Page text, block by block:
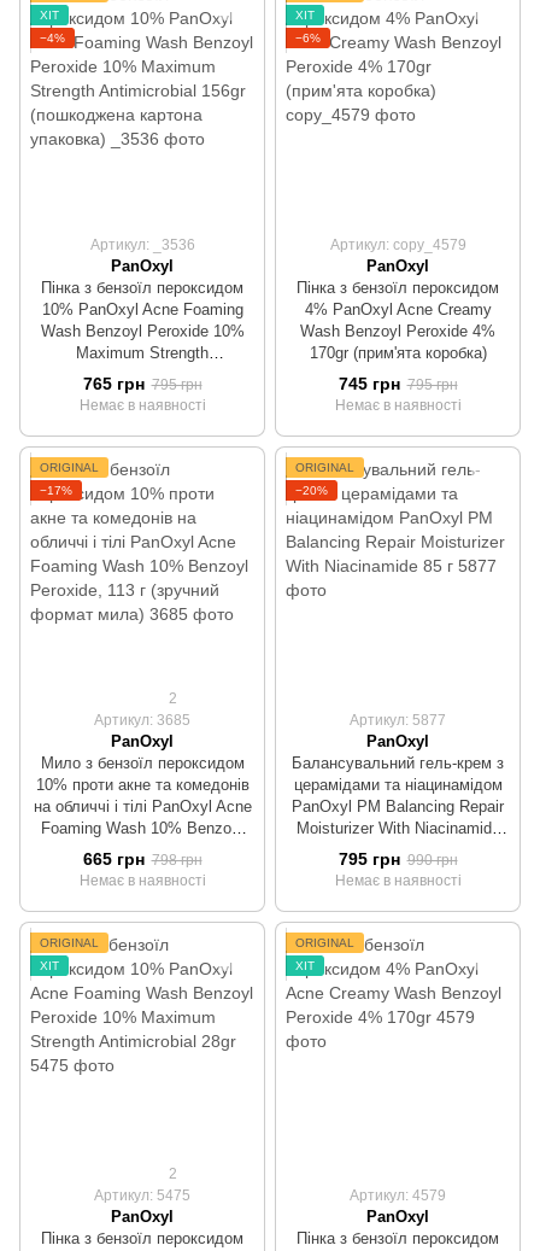
ХІТ
−4%
Артикул: _3536
PanOxyl
Пінка з бензоїл пероксидом
10% PanOxyl Acne Foaming
Wash Benzoyl Peroxide 10%
Maximum Strength
Antimicrobial 156gr
(пошкоджена картона
765 грн 795 грн
Немає в наявності
ХІТ
−6%
Артикул: copy_4579
PanOxyl
Пінка з бензоїл пероксидом
4% PanOxyl Acne Creamy
Wash Benzoyl Peroxide 4%
170gr (прим'ята коробка)
745 грн 795 грн
Немає в наявності
ORIGINAL
−17%
2
Артикул: 3685
PanOxyl
Мило з бензоїл пероксидом
10% проти акне та комедонів
на обличчі і тілі PanOxyl Acne
Foaming Wash 10% Benzoyl
Peroxide, 113 г (зручний
формат мила)
665 грн 798 грн
Немає в наявності
ORIGINAL
−20%
Артикул: 5877
PanOxyl
Балансувальний гель-крем з
церамідами та ніацинамідом
PanOxyl PM Balancing Repair
Moisturizer With Niacinamide
85 г
795 грн 990 грн
Немає в наявності
ORIGINAL
ХІТ
2
Артикул: 5475
PanOxyl
Пінка з бензоїл пероксидом
ORIGINAL
ХІТ
Артикул: 4579
PanOxyl
Пінка з бензоїл пероксидом